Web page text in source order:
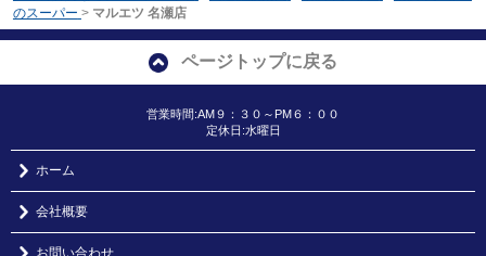
のスーパー > マルエツ 名瀬店
ページトップに戻る
営業時間:AM９：３０～PM６：００
定休日:水曜日
ホーム
会社概要
お問い合わせ